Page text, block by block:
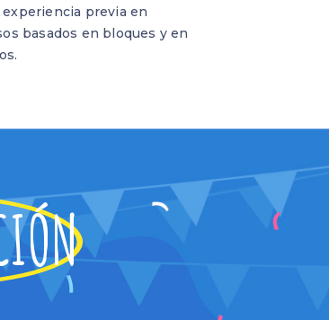
previa en
basados en bloques y en